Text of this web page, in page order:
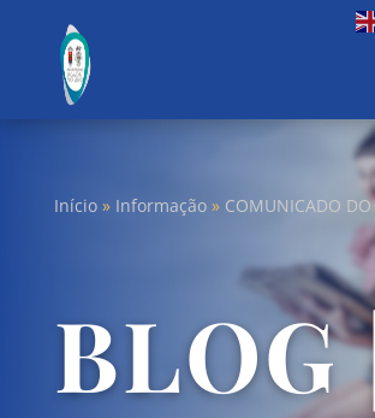
Início» Informação» COMUNICADO DO
BLOG